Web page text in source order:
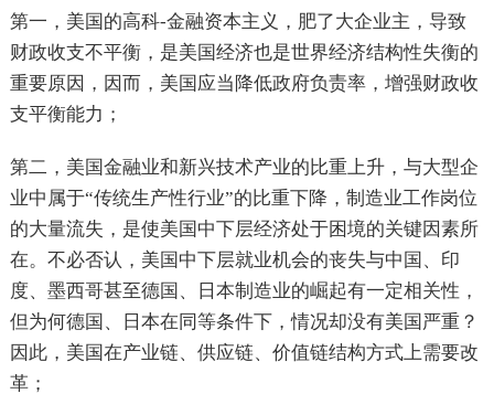
第一，美国的高科-金融资本主义，肥了大企业主，导致
财政收支不平衡，是美国经济也是世界经济结构性失衡的
重要原因，因而，美国应当降低政府负责率，增强财政收
支平衡能力；
第二，美国金融业和新兴技术产业的比重上升，与大型企
业中属于“传统生产性行业”的比重下降，制造业工作岗位
的大量流失，是使美国中下层经济处于困境的关键因素所
在。不必否认，美国中下层就业机会的丧失与中国、印
度、墨西哥甚至德国、日本制造业的崛起有一定相关性，
但为何德国、日本在同等条件下，情况却没有美国严重？
因此，美国在产业链、供应链、价值链结构方式上需要改
革；